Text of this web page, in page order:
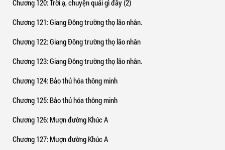
Chương 120: Trời ạ, chuyện quái gì đây (2)
Chương 121: Giang Đông trường thọ lão nhân.
Chương 122: Giang Đông trường thọ lão nhân
Chương 123: Giang Đông trường thọ lão nhân.
Chương 124: Bảo thủ hóa thông minh
Chương 125: Bảo thủ hóa thông minh
Chương 126: Mượn đường Khúc A
Chương 127: Mượn đường Khúc A